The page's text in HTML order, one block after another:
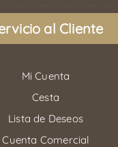
al Cliente
Mi Cuenta
Cesta
Lista de Deseos
Cuenta Comercial